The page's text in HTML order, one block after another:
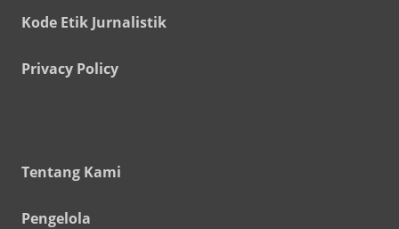
Kode Etik Jurnalistik
Privacy Policy
Tentang Kami
Pengelola